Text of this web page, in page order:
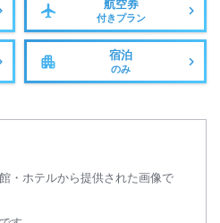
航空券
付きプラン
宿泊
のみ
・ホテルから提供された画像で